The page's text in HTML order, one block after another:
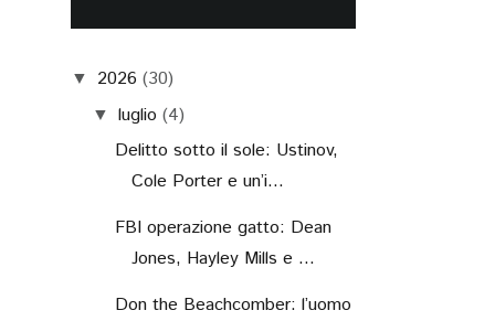
▼ 2026 (30)
▼ luglio (4)
Delitto sotto il sole: Ustinov,
Cole Porter e un’i...
FBI operazione gatto: Dean
Jones, Hayley Mills e ...
Don the Beachcomber: l’uomo